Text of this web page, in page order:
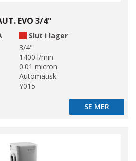
EVO 3/4"
Slut i lager
3/4"
1400 l/min
0.01 micron
Automatisk
Y015
SE MER
SE MER